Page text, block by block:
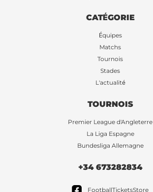
CATÉGORIE
Équipes
Matchs
Tournois
Stades
L'actualité
TOURNOIS
Premier League d'Angleterre
La Liga Espagne
Bundesliga Allemagne
+34 673282834
FootballTicketsStore